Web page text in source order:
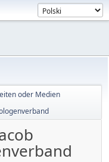
oder Medien